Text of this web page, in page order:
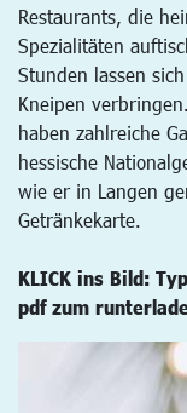
Restaurants, die
Spezialitäten
Stunden lassen
Kneipen
haben zahlreiche
hessische
wie er in Langen
Getränkekarte.
KLICK ins Bild:
pdf zum